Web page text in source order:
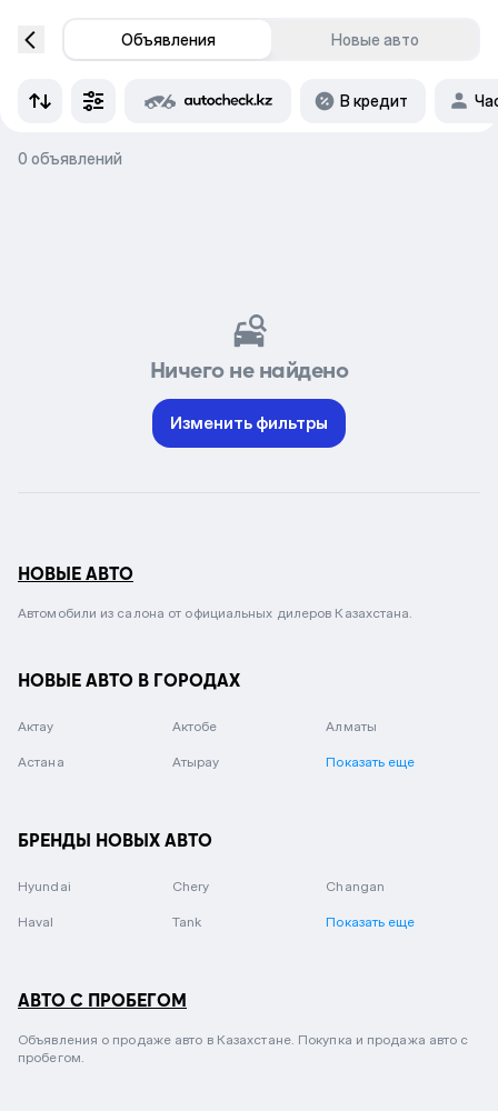
Объявления Новые авто
В кредит
0 объявлений
Ничего не найдено
Изменить фильтры
НОВЫЕ АВТО
Автомобили из салона от официальных дилеров Казахстана.
НОВЫЕ АВТО В ГОРОДАХ
Актау Актобе Алматы
Астана Атырау Показать еще
БРЕНДЫ НОВЫХ АВТО
Hyundai Chery Changan
Haval Tank Показать еще
АВТО С ПРОБЕГОМ
Объявления о продаже авто в Казахстане. Покупка и продажа авто с
пробегом.